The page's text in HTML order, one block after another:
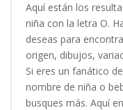
Aquí están los
niña con la letra O.
deseas para
origen, dibujos,
Si eres un fanático
nombre de niña o
busques más. Aquí